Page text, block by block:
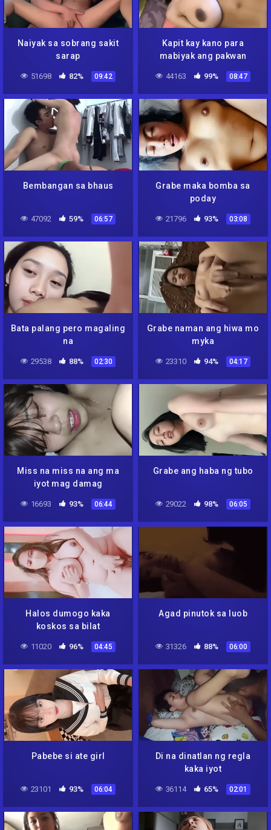
Naiyak sa sobrang sakit
sarap
51698 82% 09:42
Kapit kay kano para
mabiyak ang pakwan
44163 99% 08:47
Bembangan sa bhaus
47092 59% 06:57
Grabe maka bomba sa
poday
21796 93% 03:08
Bata palang pero magaling
na
29538 88% 02:30
Grabe naman ang hiwa mo
myka
23310 94% 04:17
Miss na miss na ang ma
iyot mag damag
16693 93% 06:44
Grabe ang haba ng tubo
29022 98% 06:05
Halos dumogo kaka
koskos sa bilat
11020 96% 04:45
Agad pinutok sa luob
31326 88% 06:00
Pabebe si ate girl
23101 93% 06:04
Di na dinatlan ng regla
kaka iyot
36114 65% 02:01